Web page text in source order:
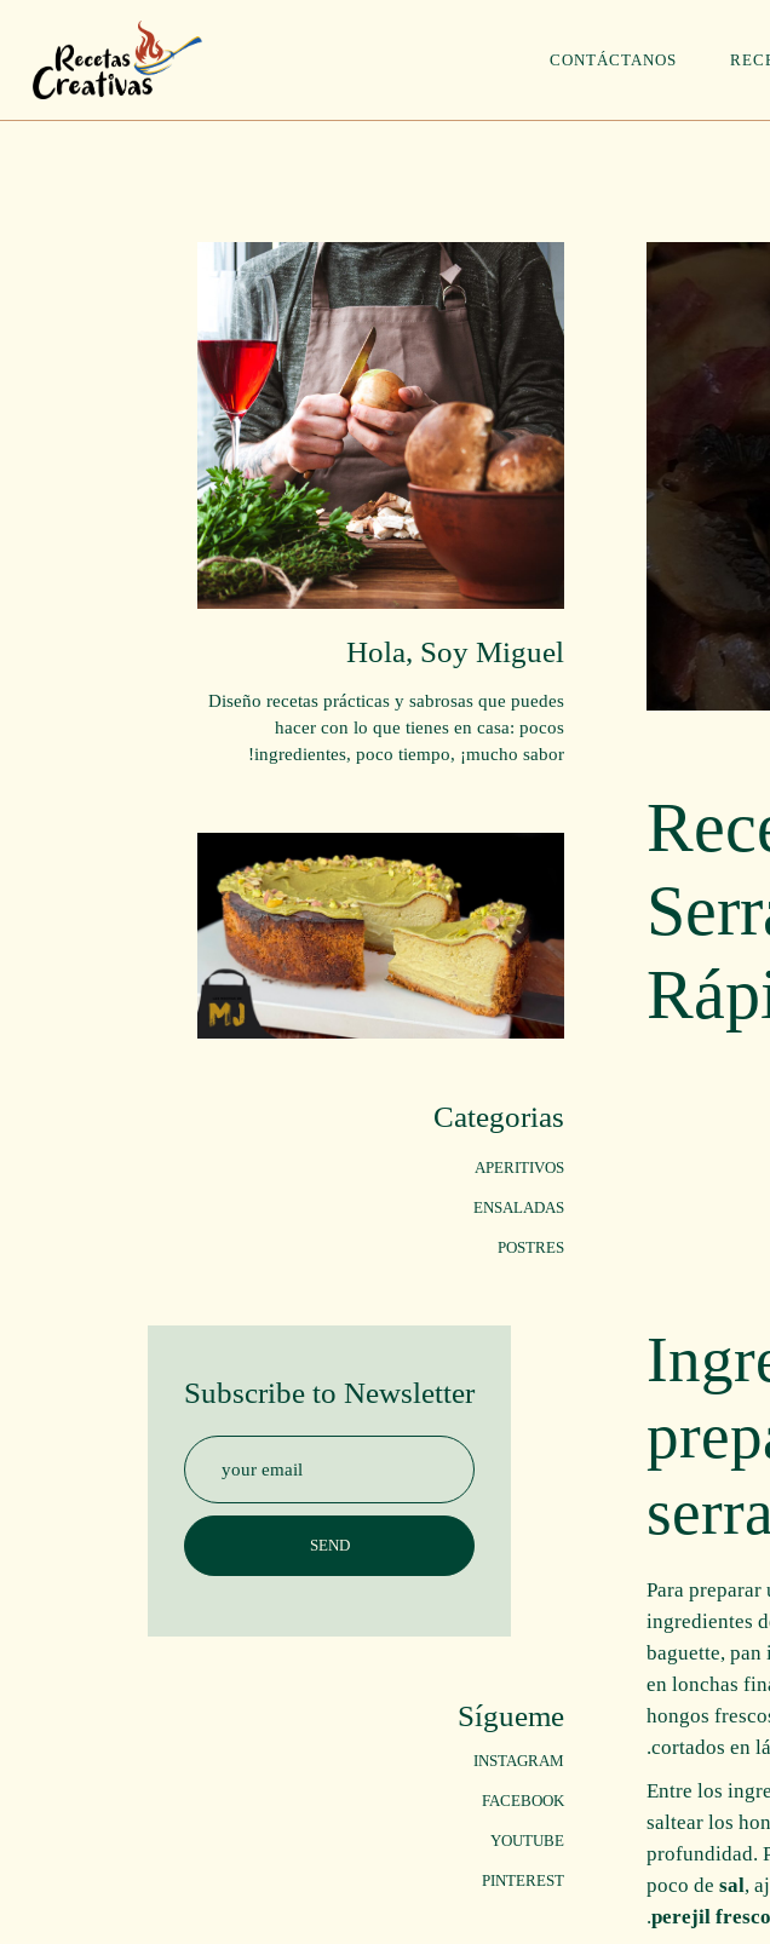
CONTÁCTANOS
Para preparar
ingredientes
baguette, pan
en lonchas
hongos
cortados en
Entre los
saltear los
profundidad.
poco de sal,
perejil
Hola, Soy Miguel
Diseño recetas prácticas y sabrosas que puedes
hacer con lo que tienes en casa: pocos
ingredientes, poco tiempo, ¡mucho sabor!
Categorias
APERITIVOS
ENSALADAS
POSTRES
Subscribe to Newsletter
Sígueme
INSTAGRAM
FACEBOOK
YOUTUBE
PINTEREST